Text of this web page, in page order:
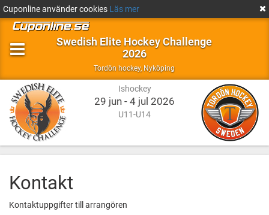
Cuponline använder cookies Läs mer
Swedish Elite Hockey Challenge
2026
Tordön hockey,Ishockey
NyköpingNyköping
Ishockey
29 jun - 4 jul 2026
U11-U14
Kontakt
Kontaktuppgifter till arrangören